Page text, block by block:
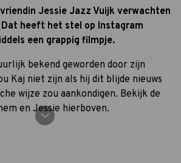
Jessie Jazz Vuijk verwachten
heeft het stel op Instagram
een grappig filmpje.
bekend geworden door zijn
Kaj niet zijn als hij dit blijde nieuws
wijze zou aankondigen. Bekijk de
en Jessie hierboven.